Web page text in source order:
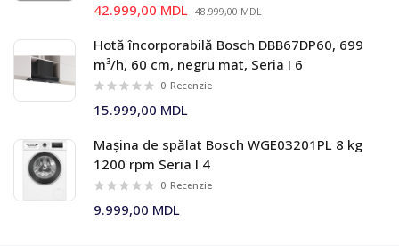
42.999,00 MDL 48.999,00 MDL
Hotă încorporabilă Bosch DBB67DP60, 699
m³/h, 60 cm, negru mat, Seria I 6
0 Recenzie
15.999,00 MDL
Mașina de spălat Bosch WGE03201PL 8 kg
1200 rpm Seria I 4
0 Recenzie
9.999,00 MDL